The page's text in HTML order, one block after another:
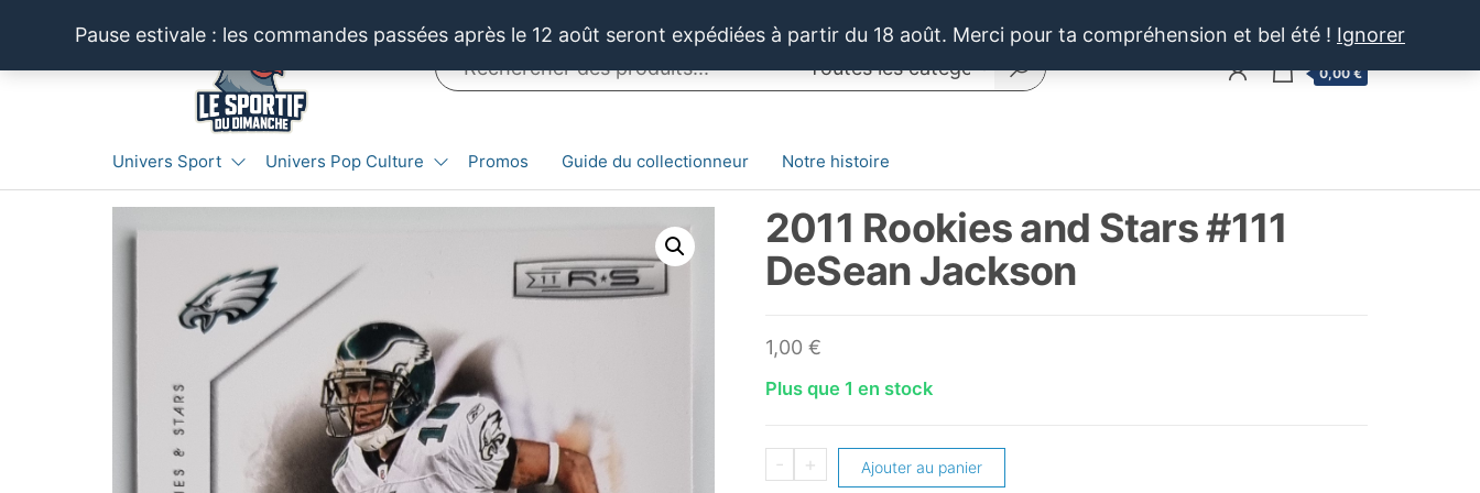
contenu
Pause estivale : les commandes passées après le 12 août seront expédiées à partir du 18 août. Merci pour ta compréhension et bel été ! Ignorer
LE SPORTIF
DU
DIMANCHE®
et
produits
autour
pop
0,00 €
Univers Sport Univers Pop Culture Promos Guide du collectionneur Notre histoire
2011 Rookies and Stars #111
DeSean Jackson
1,00 €
Plus que 1 en stock
-
quantité
+ Ajouter au panier